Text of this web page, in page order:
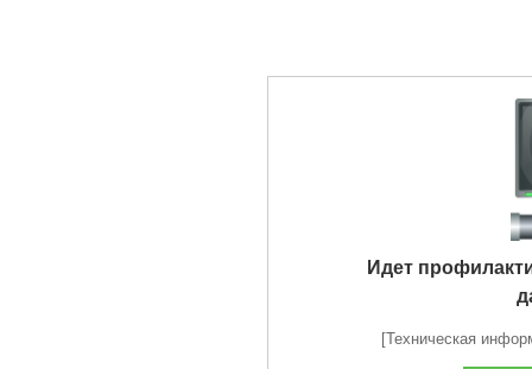
Идет
[Техническая